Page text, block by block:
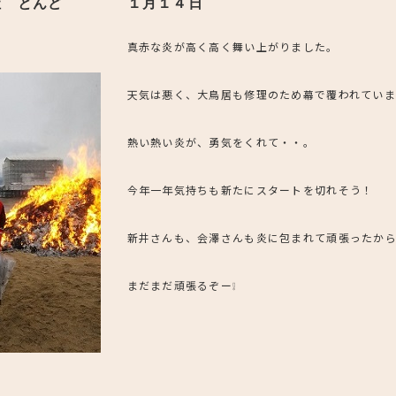
とんど １月１４日
真赤な炎が高く高く舞い上がりました。
天気は悪く、大鳥居も修理のため幕で覆われていま
熱い熱い炎が、勇気をくれて・・。
今年一年気持ちも新たにスタートを切れそう！
新井さんも、会澤さんも炎に包まれて頑張ったから
まだまだ頑張るぞー❕